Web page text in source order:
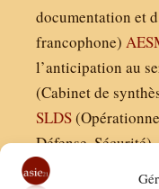
documentation et
francophone)
l’anticipation au
(Cabinet de
SLDS
Défense, Sécurité)